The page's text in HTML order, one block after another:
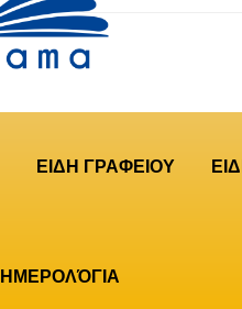
ΕΙΔΗ ΓΡΑΦΕΙΟΥ
ΗΜΕΡΟΛΌΓΙΑ